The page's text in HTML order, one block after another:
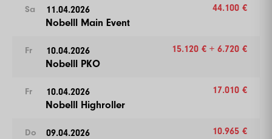
Sa 11.04.2026
Nobelll Main Event
44.100 €
Fr 10.04.2026
Nobelll PKO
15.120 € + 6.720 €
Fr 10.04.2026
Nobelll Highroller
17.010 €
Do 09.04.2026 10.965 €